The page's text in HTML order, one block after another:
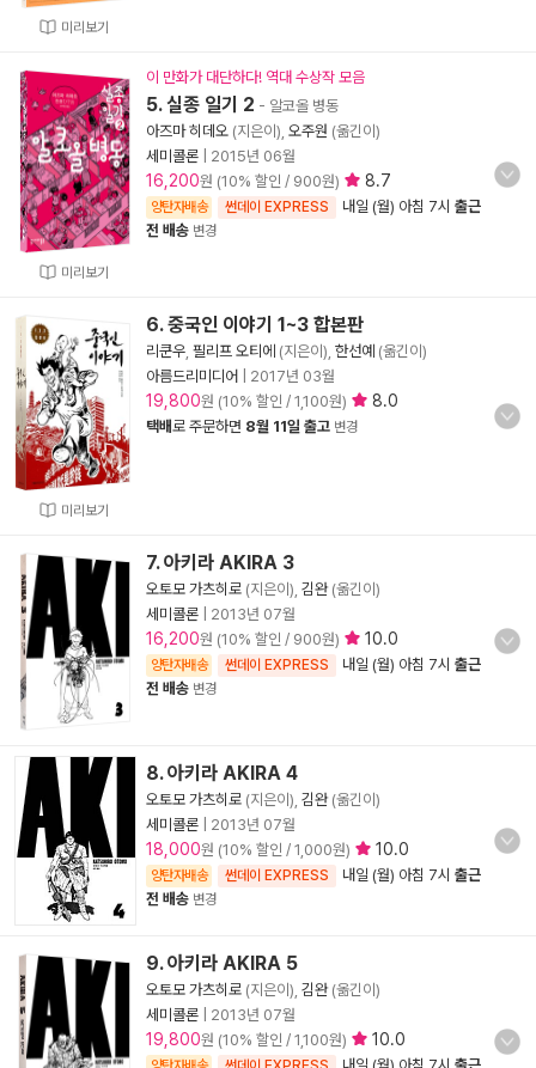
미리보기
미리보기
이 만화가 대단하다! 역대 수상작 모음
5. 실종 일기 2 - 알코올 병동
아즈마 히데오 (지은이), 오주원 (옮긴이)
세미콜론
2015년 06월
16,200원 (10% 할인 / 900원) 8.7
양탄자배송 썬데이 EXPRESS 내일 (월) 아침 7시 출근
전 배송 변경
미리보기
6. 중국인 이야기 1~3 합본판
리쿤우 필리프 오티에 (지은이), 한선예 (옮긴이)
아름드리미디어
2017년 03월
19,800원 (10% 할인 / 1,100원) 8.0
택배로 주문하면 8월 11일 출고 변경
7. 아키라 AKIRA 3
오토모 가츠히로 (지은이), 김완(옮긴이)
세미콜론
2013년 07월
16,200원 (10% 할인 / 900원) 10.0
양탄자배송 썬데이 EXPRESS 내일 (월) 아침 7시 출근
전 배송 변경
8. 아키라 AKIRA 4
오토모 가츠히로 (지은이), 김완(옮긴이)
세미콜론
2013년 07월
18,000원 (10% 할인 / 1,000원) 10.0
양탄자배송 썬데이 EXPRESS 내일 (월) 아침 7시 출근
전 배송 변경
9. 아키라 AKIRA 5
오토모 가츠히로 (지은이), 김완(옮긴이)
세미콜론
2013년 07월
19,800원 (10% 할인 / 1,100원) 10.0